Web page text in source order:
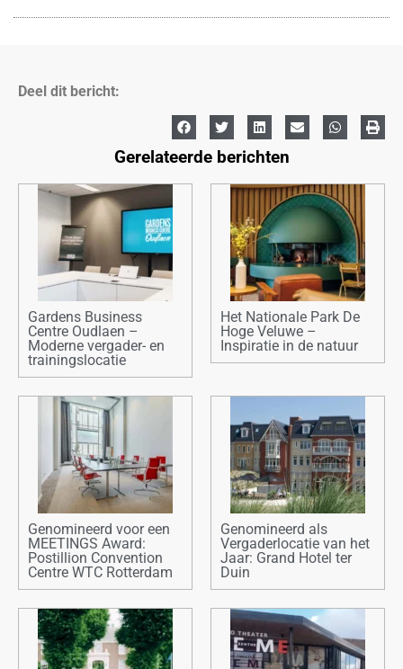
Deel dit bericht:
Gerelateerde berichten
Gardens Business
Centre Oudlaen –
Moderne vergader- en
trainingslocatie
Het Nationale Park De
Hoge Veluwe –
Inspiratie in de natuur
Genomineerd voor een
MEETINGS Award:
Postillion Convention
Centre WTC Rotterdam
Genomineerd als
Vergaderlocatie van het
Jaar: Grand Hotel ter
Duin